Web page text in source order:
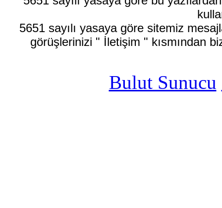
5651 sayılı yasaya göre sitemiz
görüşlerinizi " İletişim " kısmından
Bulut Sunucu